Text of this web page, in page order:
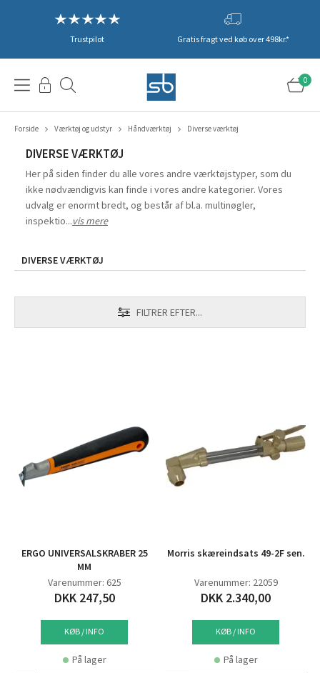
Trustpilot Gratis fragt ved køb over 498kr.*
0
Forside Værktøj og udstyr Håndværktøj Diverse værktøj
DIVERSE VÆRKTØJ
Her på siden finder du alle vores andre værktøjstyper, som du
ikke nødvændigvis kan finde i vores andre kategorier. Vores
udvalg er enormt bredt, og består af bl.a. multinøgler,
inspektio...vis mere
DIVERSE VÆRKTØJ
FILTRER EFTER...
ERGO UNIVERSALSKRABER 25
MM
Varenummer: 625
DKK 247,50
KØB / INFO
På lager
Morris skæreindsats 49-2F sen.
Varenummer: 22059
DKK 2.340,00
KØB / INFO
På lager